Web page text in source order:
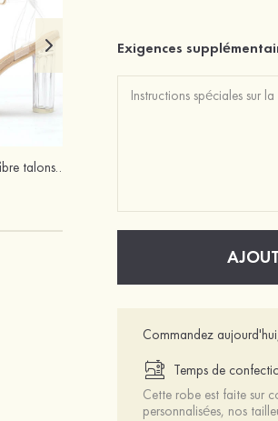
Femmes cuir microfibre talons à bout ouvert talon bottier fête et soirée bal occasion spéciale mariage chaussures
Exigences
Commandez
Temps de
Cette robe est faite sur
personnalisées, nos